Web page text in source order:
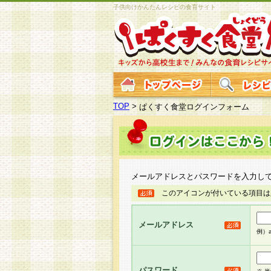
子供向けかんたんレシピの食育サイト
TOP >ぱくすく食堂ログインフォーム
メールアドレスとパスワードを入力し
このアイコンが付いている項目
メールアドレス
例）